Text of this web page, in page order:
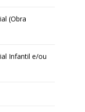
(Obra
Infantil e/ou